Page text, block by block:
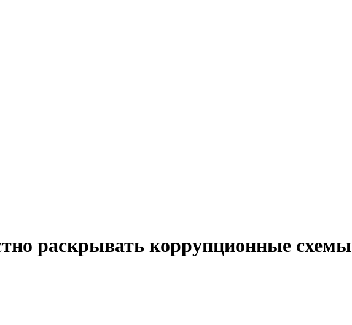
раскрывать коррупционные схемы